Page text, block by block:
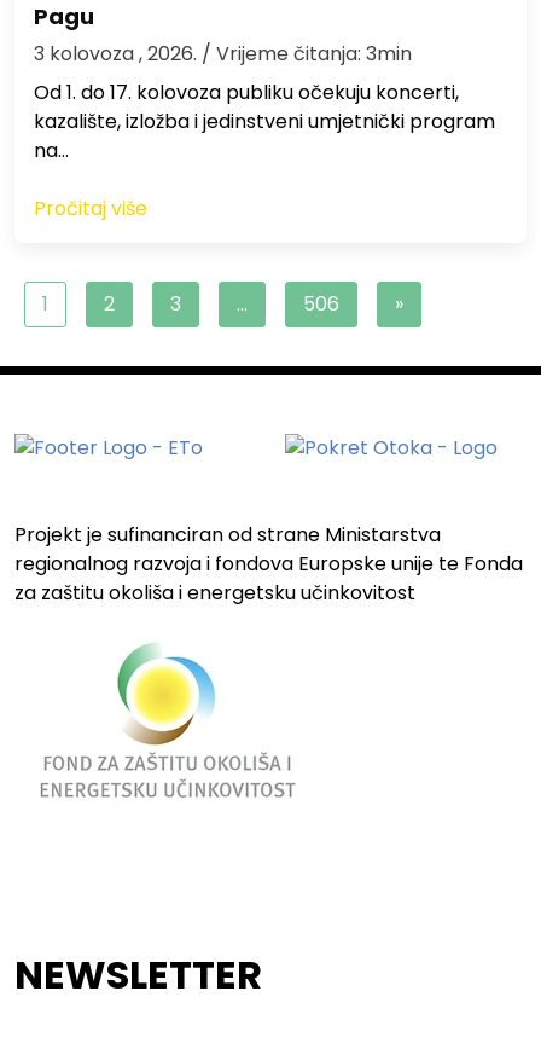
Pagu
3 kolovoza , 2026. / Vrijeme čitanja: 3min
Od 1. do 17. kolovoza publiku očekuju koncerti,
kazalište, izložba i jedinstveni umjetnički program
na…
Pročitaj više
1 2 3 … 506 »
Projekt je sufinanciran od strane Ministarstva
regionalnog razvoja i fondova Europske unije te Fonda
za zaštitu okoliša i energetsku učinkovitost
NEWSLETTER